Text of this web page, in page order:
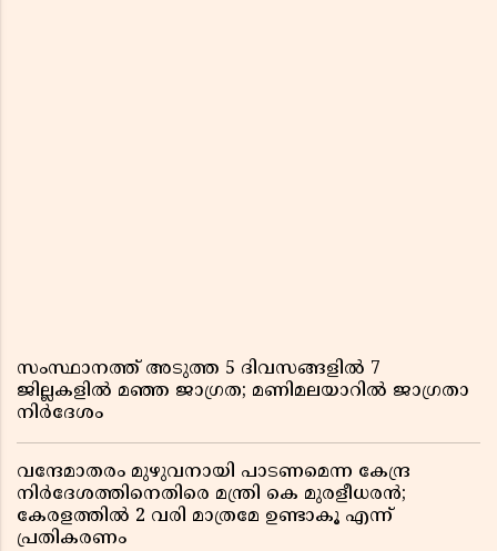
സംസ്ഥാനത്ത് അടുത്ത 5 ദിവസങ്ങളിൽ 7
ജില്ലകളിൽ മഞ്ഞ ജാഗ്രത; മണിമലയാറിൽ ജാഗ്രതാ
നിർദേശം
വന്ദേമാതരം മുഴുവനായി പാടണമെന്ന കേന്ദ്ര
നിർദേശത്തിനെതിരെ മന്ത്രി കെ മുരളീധരൻ;
കേരളത്തിൽ 2 വരി മാത്രമേ ഉണ്ടാകൂ എന്ന്
പ്രതികരണം